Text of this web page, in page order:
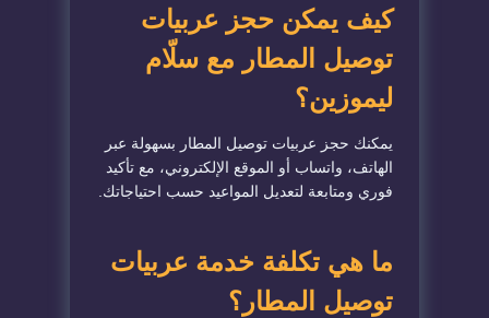
كيف يمكن حجز عربيات
توصيل المطار مع سلّام
ليموزين؟
يمكنك حجز عربيات توصيل المطار بسهولة عبر
الهاتف، واتساب أو الموقع الإلكتروني، مع تأكيد
فوري ومتابعة لتعديل المواعيد حسب احتياجاتك.
ما هي تكلفة خدمة عربيات
توصيل المطار؟